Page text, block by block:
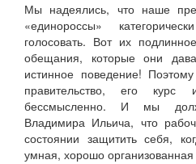
Мы надеялись, что наше
«единороссы»
голосовать. Вот их
обещания, которые они
истинное поведение!
правительство, его курс
бессмысленно. И мы
Владимира Ильича, что
состоянии защитить себя,
умная, хорошо организованная